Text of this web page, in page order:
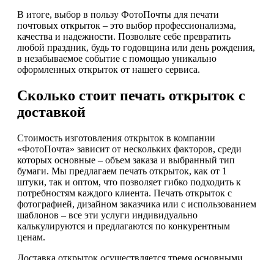
В итоге, выбор в пользу ФотоПочты для печати
почтовых открыток – это выбор профессионализма,
качества и надежности. Позвольте себе превратить
любой праздник, будь то годовщина или день рождения,
в незабываемое событие с помощью уникально
оформленных открыток от нашего сервиса.
Сколько стоит печать открыток с
доставкой
Стоимость изготовления открыток в компании
«ФотоПочта» зависит от нескольких факторов, среди
которых основные – объем заказа и выбранный тип
бумаги. Мы предлагаем печать открыток, как от 1
штуки, так и оптом, что позволяет гибко подходить к
потребностям каждого клиента. Печать открыток с
фотографией, дизайном заказчика или с использованием
шаблонов – все эти услуги индивидуально
калькулируются и предлагаются по конкурентным
ценам.
Доставка открыток осуществляется тремя основными